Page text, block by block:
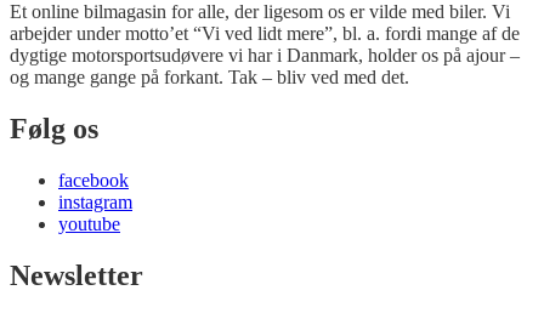
Et online bilmagasin for alle, der ligesom os er vilde med biler. Vi
arbejder under motto’et “Vi ved lidt mere”, bl. a. fordi mange af de
dygtige motorsportsudøvere vi har i Danmark, holder os på ajour –
og mange gange på forkant. Tak – bliv ved med det.
Følg os
facebook
instagram
youtube
Newsletter